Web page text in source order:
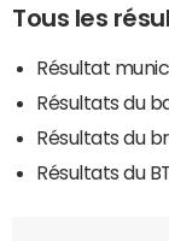
Tous les
Résultat
Résultats du
Résultats du
Résultats du